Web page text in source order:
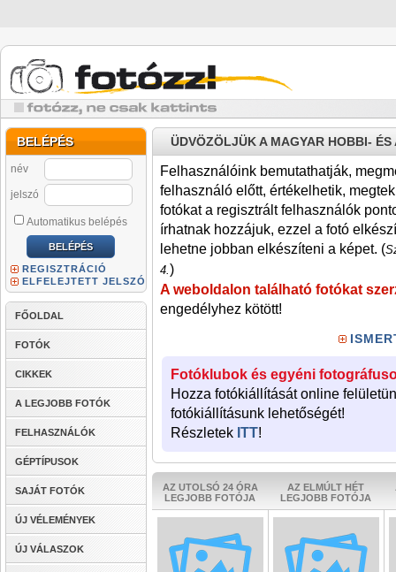
BELÉPÉS
név
jelszó
Automatikus belépés
REGISZTRÁCIÓ
ELFELEJTETT JELSZÓ
FŐOLDAL
FOTÓK
CIKKEK
A LEGJOBB FOTÓK
FELHASZNÁLÓK
GÉPTÍPUSOK
SAJÁT FOTÓK
ÚJ VÉLEMÉNYEK
ÚJ VÁLASZOK
ÜDVÖZÖLJÜK A MAGYAR HOBBI-
Felhasználóink bemutathatják,
felhasználó előtt, értékelhetik,
fotókat a regisztrált felhasználók
írhatnak hozzájuk, ezzel a fotó
lehetne jobban elkészíteni a képet. (
4.)
A weboldalon található fotókat
engedélyhez kötött!
Fotóklubok és egyéni
Hozza fotókiállítását online
fotókiállításunk lehetőségét!
Részletek ITT!
AZ UTOLSÓ 24 ÓRA
LEGJOBB FOTÓJA
AZ ELMÚLT HÉT
LEGJOBB FOTÓJA